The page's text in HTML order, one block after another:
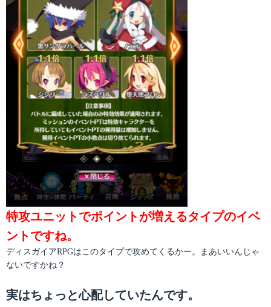
特攻ユニットでポイントが増えるタイプのイベ
ントですね。
ディスガイアRPGはこのタイプで攻めてくるかー。まあいいんじゃ
ないですかね？
実はちょっと心配していたんです。